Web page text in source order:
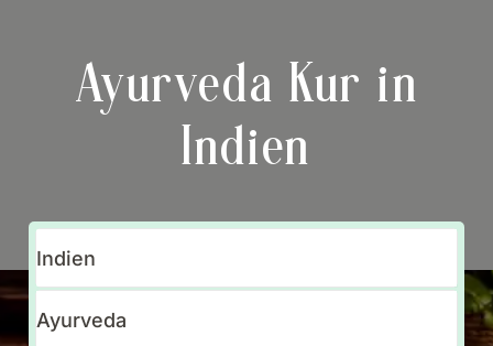
Ayurveda Kur in
Indien